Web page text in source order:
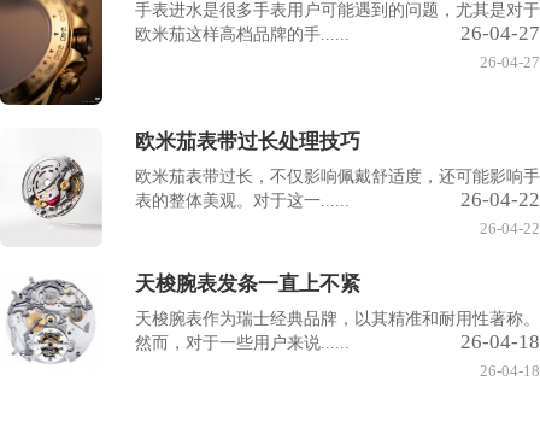
手表进水是很多手表用户可能遇到的问题，尤其是对于
欧米茄这样高档品牌的手......
26-04-27
26-04-27
欧米茄表带过长处理技巧
欧米茄表带过长，不仅影响佩戴舒适度，还可能影响手
表的整体美观。对于这一......
26-04-22
26-04-22
天梭腕表发条一直上不紧
天梭腕表作为瑞士经典品牌，以其精准和耐用性著称。
然而，对于一些用户来说......
26-04-18
26-04-18